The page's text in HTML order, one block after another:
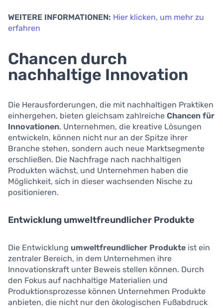
WEITERE INFORMATIONEN: Hier klicken, um mehr zu
erfahren
Chancen durch
nachhaltige Innovation
Die Herausforderungen, die mit nachhaltigen Praktiken
einhergehen, bieten gleichsam zahlreiche Chancen für
Innovationen. Unternehmen, die kreative Lösungen
entwickeln, können nicht nur an der Spitze ihrer
Branche stehen, sondern auch neue Marktsegmente
erschließen. Die Nachfrage nach nachhaltigen
Produkten wächst, und Unternehmen haben die
Möglichkeit, sich in dieser wachsenden Nische zu
positionieren.
Entwicklung umweltfreundlicher Produkte
Die Entwicklung umweltfreundlicher Produkte ist ein
zentraler Bereich, in dem Unternehmen ihre
Innovationskraft unter Beweis stellen können. Durch
den Fokus auf nachhaltige Materialien und
Produktionsprozesse können Unternehmen Produkte
anbieten, die nicht nur den ökologischen Fußabdruck